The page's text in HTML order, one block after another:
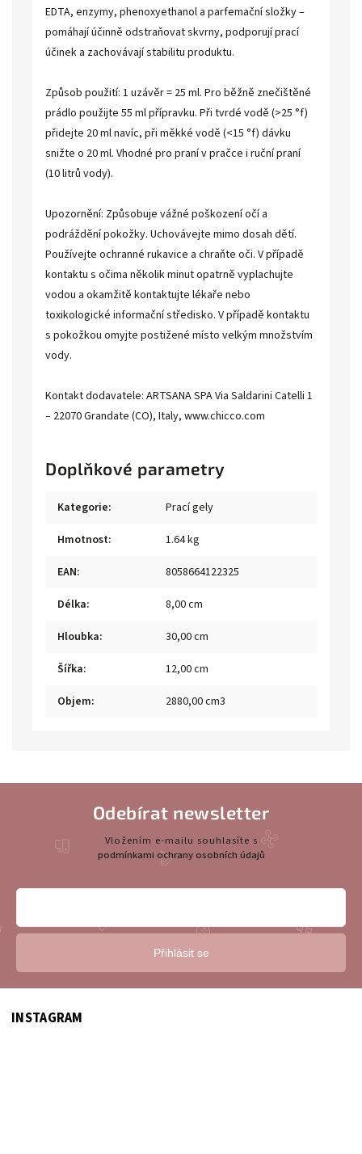
EDTA, enzymy, phenoxyethanol a parfemační složky –
pomáhají účinně odstraňovat skvrny, podporují prací
účinek a zachovávají stabilitu produktu.
Způsob použití: 1 uzávěr = 25 ml. Pro běžně znečištěné
prádlo použijte 55 ml přípravku. Při tvrdé vodě (>25 °f)
přidejte 20 ml navíc, při měkké vodě (<15 °f) dávku
snižte o 20 ml. Vhodné pro praní v pračce i ruční praní
(10 litrů vody).
Upozornění: Způsobuje vážné poškození očí a
podráždění pokožky. Uchovávejte mimo dosah dětí.
Používejte ochranné rukavice a chraňte oči. V případě
kontaktu s očima několik minut opatrně vyplachujte
vodou a okamžitě kontaktujte lékaře nebo
toxikologické informační středisko. V případě kontaktu
s pokožkou omyjte postižené místo velkým množstvím
vody.
Kontakt dodavatele: ARTSANA SPA Via Saldarini Catelli 1
– 22070 Grandate (CO), Italy, www.chicco.com
Doplňkové parametry
Kategorie:
Prací gely
Hmotnost:
1.64 kg
EAN:
8058664122325
Délka:
8,00 cm
Hloubka:
30,00 cm
Šířka:
12,00 cm
Objem: 2880,00 cm3
INSTAGRAM
Odebírat newsletter
Vložením e-mailu souhlasíte s
podmínkami ochrany osobních údajů
Přihlásit se